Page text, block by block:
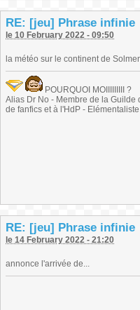
RE: [jeu] Phrase infinie
le 10 February 2022 - 09:50
la météo sur le continent de
POURQUOI MOIIIIIIIII ?
Alias Dr No - Membre de la Guilde
de fanfics et à l'HdP -
RE: [jeu] Phrase infinie
le 14 February 2022 - 21:20
annonce l'arrivée de...